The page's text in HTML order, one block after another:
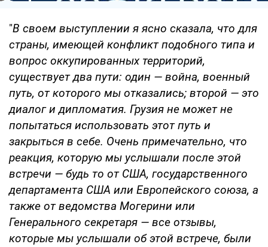
"В своем выступлении я ясно сказала, что для
страны, имеющей конфликт подобного типа и
вопрос оккупированных территорий,
существует два пути: один — война, военный
путь, от которого мы отказались; второй — это
диалог и дипломатия. Грузия не может не
попытаться использовать этот путь и
закрыться в себе. Очень примечательно, что
реакция, которую мы услышали после этой
встречи — будь то от США, государственного
департамента США или Европейского союза, а
также от ведомства Могерини или
Генерального секретаря — все отзывы,
которые мы услышали об этой встрече, были